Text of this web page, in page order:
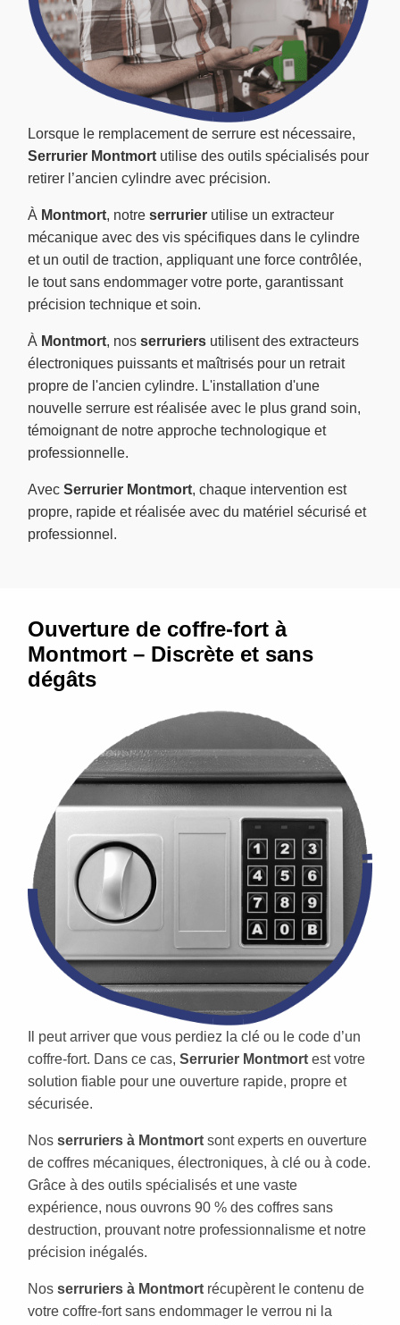
Lorsque le remplacement de serrure est nécessaire,
Serrurier Montmort utilise des outils spécialisés pour
retirer l’ancien cylindre avec précision.
À Montmort, notre serrurier utilise un extracteur
mécanique avec des vis spécifiques dans le cylindre
et un outil de traction, appliquant une force contrôlée,
le tout sans endommager votre porte, garantissant
précision technique et soin.
À Montmort, nos serruriers utilisent des extracteurs
électroniques puissants et maîtrisés pour un retrait
propre de l'ancien cylindre. L'installation d'une
nouvelle serrure est réalisée avec le plus grand soin,
témoignant de notre approche technologique et
professionnelle.
Avec Serrurier Montmort, chaque intervention est
propre, rapide et réalisée avec du matériel sécurisé et
professionnel.
Ouverture de coffre-fort à
Montmort – Discrète et sans
dégâts
Il peut arriver que vous perdiez la clé ou le code d’un
coffre-fort. Dans ce cas, Serrurier Montmort est votre
solution fiable pour une ouverture rapide, propre et
sécurisée.
Nos serruriers à Montmort sont experts en ouverture
de coffres mécaniques, électroniques, à clé ou à code.
Grâce à des outils spécialisés et une vaste
expérience, nous ouvrons 90 % des coffres sans
destruction, prouvant notre professionnalisme et notre
précision inégalés.
Nos serruriers à Montmort récupèrent le contenu de
votre coffre-fort sans endommager le verrou ni la